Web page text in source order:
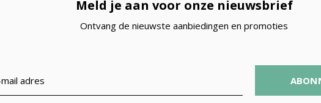
Meld je aan voor onze nieuwsbrief
Ontvang de nieuwste aanbiedingen en promoties